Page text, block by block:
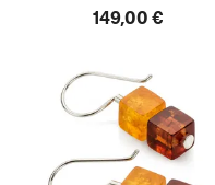
149,00 €